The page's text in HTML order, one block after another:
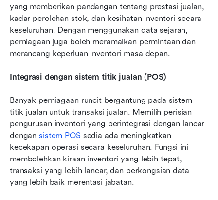
yang memberikan pandangan tentang prestasi jualan,
kadar perolehan stok, dan kesihatan inventori secara
keseluruhan. Dengan menggunakan data sejarah,
perniagaan juga boleh meramalkan permintaan dan
merancang keperluan inventori masa depan.
Integrasi dengan sistem titik jualan (POS)
Banyak perniagaan runcit bergantung pada sistem
titik jualan untuk transaksi jualan. Memilih perisian
pengurusan inventori yang berintegrasi dengan lancar
dengan sistem POS sedia ada meningkatkan
kecekapan operasi secara keseluruhan. Fungsi ini
membolehkan kiraan inventori yang lebih tepat,
transaksi yang lebih lancar, dan perkongsian data
yang lebih baik merentasi jabatan.